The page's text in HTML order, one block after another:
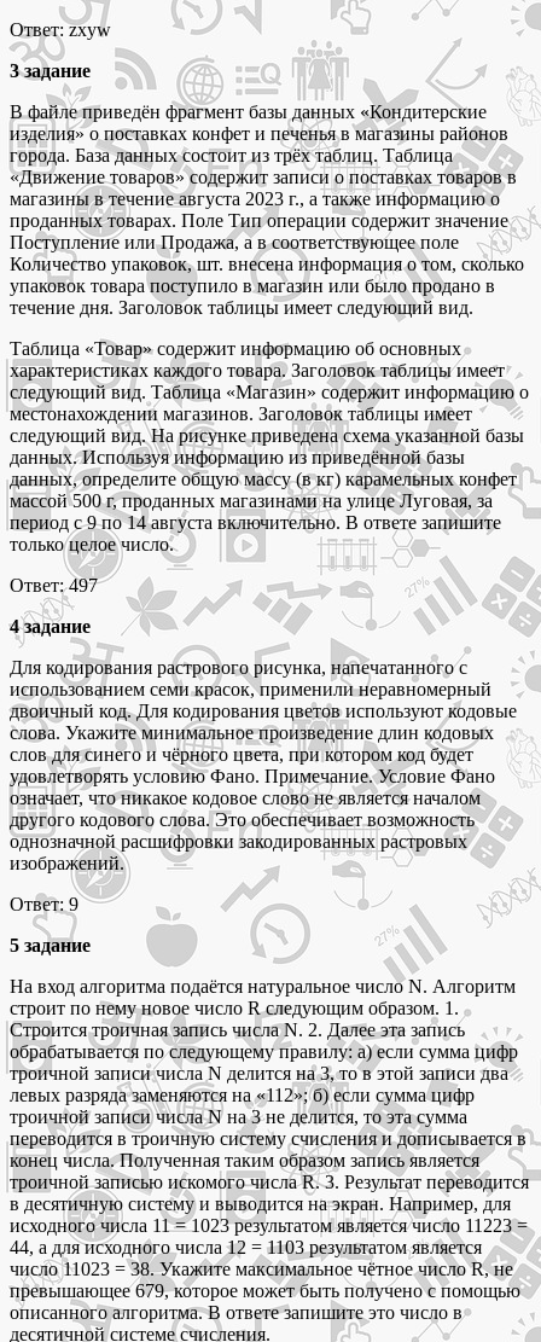
Ответ: zxyw
3 задание
В файле приведён фрагмент базы данных «Кондитерские
изделия» о поставках конфет и печенья в магазины районов
города. База данных состоит из трёх таблиц. Таблица
«Движение товаров» содержит записи о поставках товаров в
магазины в течение августа 2023 г., а также информацию о
проданных товарах. Поле Тип операции содержит значение
Поступление или Продажа, а в соответствующее поле
Количество упаковок, шт. внесена информация о том, сколько
упаковок товара поступило в магазин или было продано в
течение дня. Заголовок таблицы имеет следующий вид.
Таблица «Товар» содержит информацию об основных
характеристиках каждого товара. Заголовок таблицы имеет
следующий вид. Таблица «Магазин» содержит информацию о
местонахождении магазинов. Заголовок таблицы имеет
следующий вид. На рисунке приведена схема указанной базы
данных. Используя информацию из приведённой базы
данных, определите общую массу (в кг) карамельных конфет
массой 500 г, проданных магазинами на улице Луговая, за
период с 9 по 14 августа включительно. В ответе запишите
только целое число.
Ответ: 497
4 задание
Для кодирования растрового рисунка, напечатанного с
использованием семи красок, применили неравномерный
двоичный код. Для кодирования цветов используют кодовые
слова. Укажите минимальное произведение длин кодовых
слов для синего и чёрного цвета, при котором код будет
удовлетворять условию Фано. Примечание. Условие Фано
означает, что никакое кодовое слово не является началом
другого кодового слова. Это обеспечивает возможность
однозначной расшифровки закодированных растровых
изображений.
Ответ: 9
5 задание
На вход алгоритма подаётся натуральное число N. Алгоритм
строит по нему новое число R следующим образом. 1.
Строится троичная запись числа N. 2. Далее эта запись
обрабатывается по следующему правилу: а) если сумма цифр
троичной записи числа N делится на 3, то в этой записи два
левых разряда заменяются на «112»; б) если сумма цифр
троичной записи числа N на 3 не делится, то эта сумма
переводится в троичную систему счисления и дописывается в
конец числа. Полученная таким образом запись является
троичной записью искомого числа R. 3. Результат переводится
в десятичную систему и выводится на экран. Например, для
исходного числа 11 = 1023 результатом является число 11223 =
44, а для исходного числа 12 = 1103 результатом является
число 11023 = 38. Укажите максимальное чётное число R, не
превышающее 679, которое может быть получено с помощью
описанного алгоритма. В ответе запишите это число в
десятичной системе счисления.